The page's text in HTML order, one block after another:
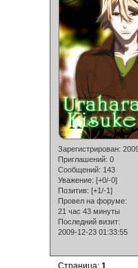
Зарегистрирован:
Приглашений: 0
Сообщений: 143
Уважение: [+0/-0]
Позитив: [+1/-1]
Провел на форуме:
21 час 43 минуты
Последний визит:
2009-12-23 01:33:55
Страница: 1